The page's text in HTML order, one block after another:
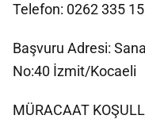
Telefon: 0262 335
Başvuru Adresi:
No:40 İzmit/Kocaeli
MÜRACAAT